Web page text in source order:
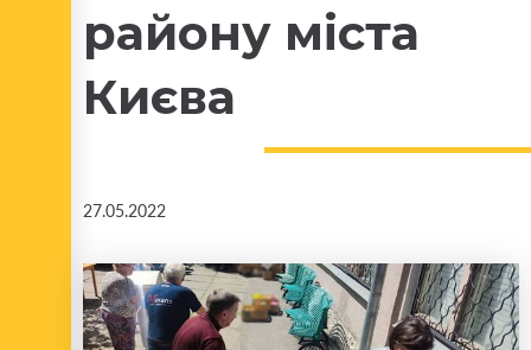
району міста
Києва
27.05.2022